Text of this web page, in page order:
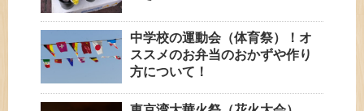
中学校の運動会（体育祭）！オ
ススメのお弁当のおかずや作り
方について！